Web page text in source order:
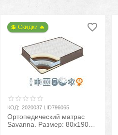
💲 Скидки 🔥
КОД: 2020037 LID796065
Ортопедический матрас
Savanna. Размер: 80х190